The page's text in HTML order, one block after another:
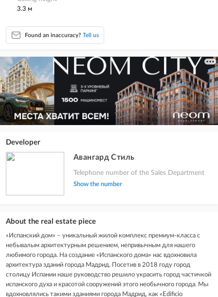
3.3 м
Found an inaccuracy? Tell us
Developer
Авангард Стиль
Telephone number of the Sales Department
Show the number
About the real estate piece
«Испанский дом» – уникальный жилой комплекс премиум-класса с
небывалым архитектурным решением, непривычным для нашего
любимого города. На создание «Испанского дома» нас вдохновила
архитектура зданий города Мадрид. Посетив в 2018 году город
столицу Испании наше руководство решило украсить город частичкой
испанского духа и красотой сооружений этого необычного города. Мы
вдохновлялись такими зданиями города Мадрид, как «Edificio